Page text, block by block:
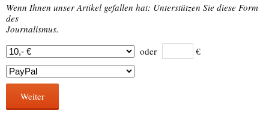
Wenn Ihnen unser Artikel gefallen hat: Unterstützen Sie diese Form
des
Journalismus.
oder
€
Weiter